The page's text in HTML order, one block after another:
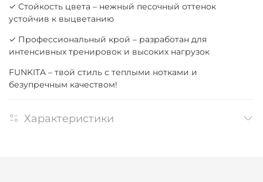
✓ Стойкость цвета – нежный песочный оттенок
устойчив к выцветанию
✓ Профессиональный крой – разработан для
интенсивных тренировок и высоких нагрузок
FUNKITA – твой стиль с теплыми нотками и
безупречным качеством!
Характеристики